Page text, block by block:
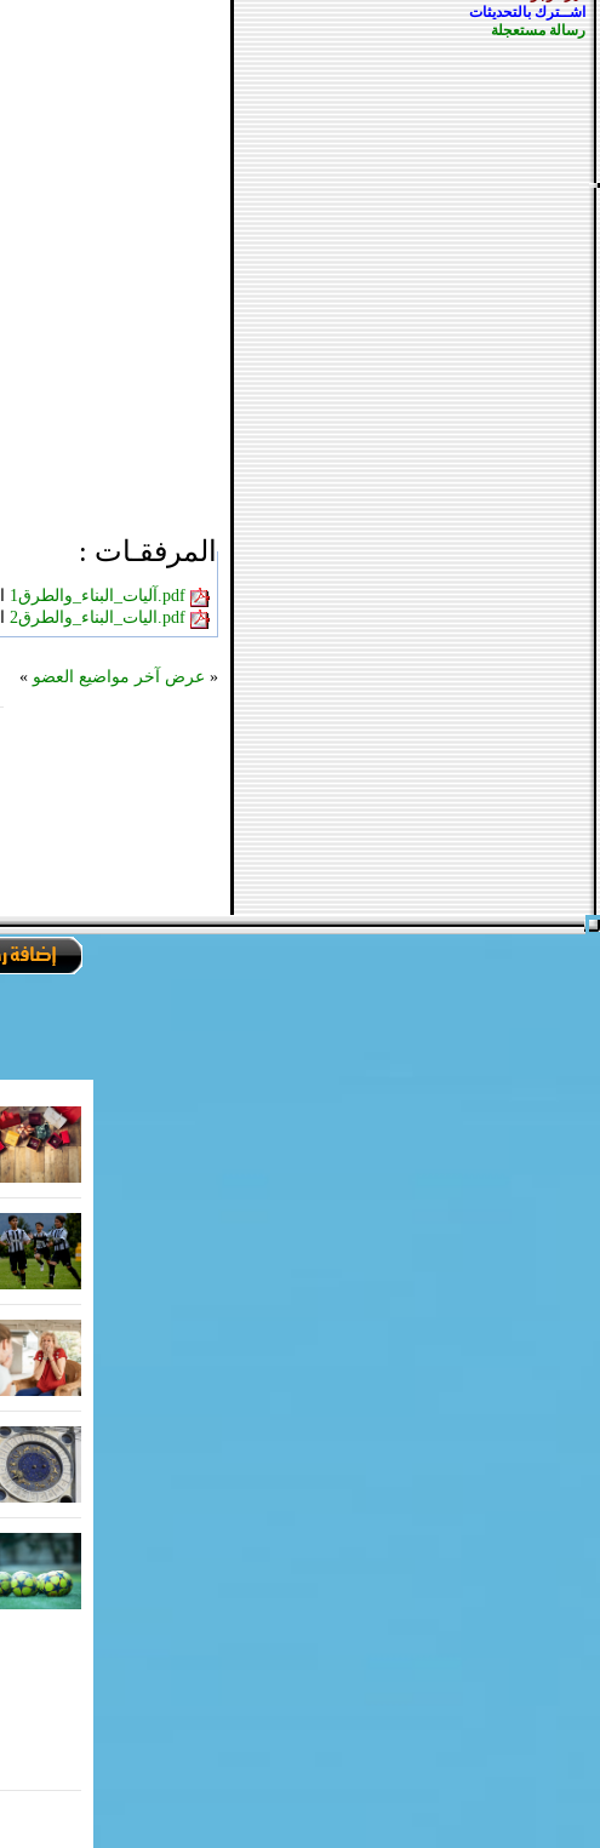
اشــترك بالتحديثات
رسالة مستعجلة
المرفقـات :
آليات_البناء_والطرق1.pdf
اليات_البناء_والطرق2.pdf
« عرض آخر مواضيع العضو »